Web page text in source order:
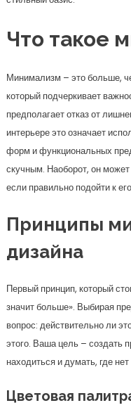
Что такое
Минимализм – это больше,
который подчеркивает
предполагает отказ от
интерьере это означает
форм и функциональных
скучным. Наоборот, он
если правильно подойти к
Принципы
дизайна
Первый принцип, который
значит больше». Выбирая
вопрос: действительно ли
этого. Ваша цель – создать
находиться и думать, где
Цветовая